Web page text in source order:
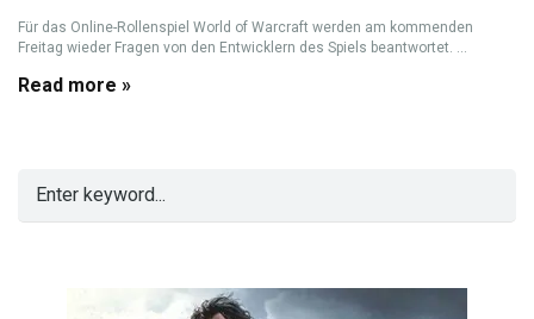
Für das Online-Rollenspiel World of Warcraft werden am kommenden
Freitag wieder Fragen von den Entwicklern des Spiels beantwortet. ...
Read more »